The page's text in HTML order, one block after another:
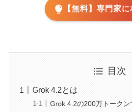
【無料】専門家
目次
Grok 4.2とは
Grok 4.2の200万トークン